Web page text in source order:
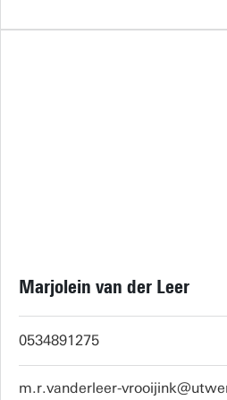
Marjolein van der Leer
0534891275
m.r.vanderleer-